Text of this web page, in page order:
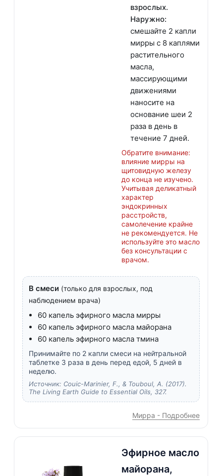
взрослых.
Наружно:
смешайте 2 капли
мирры с 8 каплями
растительного
масла,
массирующими
движениями
наносите на
основание шеи 2
раза в день в
течение 7 дней.
Обратите внимание:
влияние мирры на
щитовидную железу
до конца не изучено.
Учитывая деликатный
характер
эндокринных
расстройств,
самолечение крайне
не рекомендуется. Не
используйте это масло
без консультации с
врачом.
В смеси (только для взрослых, под
наблюдением врача)
60 капель эфирного масла мирры
60 капель эфирного масла майорана
60 капель эфирного масла тмина
Принимайте по 2 капли смеси на нейтральной
таблетке 3 раза в день перед едой, 5 дней в
неделю.
Источник: Couic-Marinier, F., & Touboul, A. (2017).
The Living Earth Guide to Essential Oils, 327.
Мирра - Подробнее
Эфирное масло
майорана,